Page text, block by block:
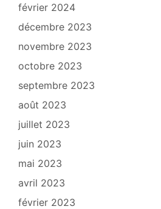
février 2024
décembre 2023
novembre 2023
octobre 2023
septembre 2023
août 2023
juillet 2023
juin 2023
mai 2023
avril 2023
février 2023